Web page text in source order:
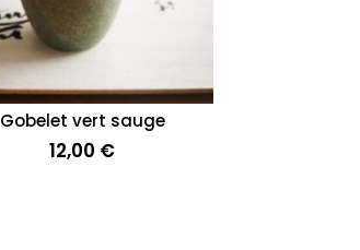
Gobelet vert sauge
12,00 €